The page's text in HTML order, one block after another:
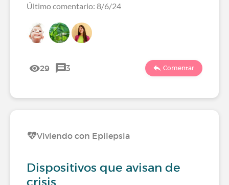
Último comentario: 8/6/24
29 3 Comentar
Viviendo con Epilepsia
Dispositivos que avisan de
crisis